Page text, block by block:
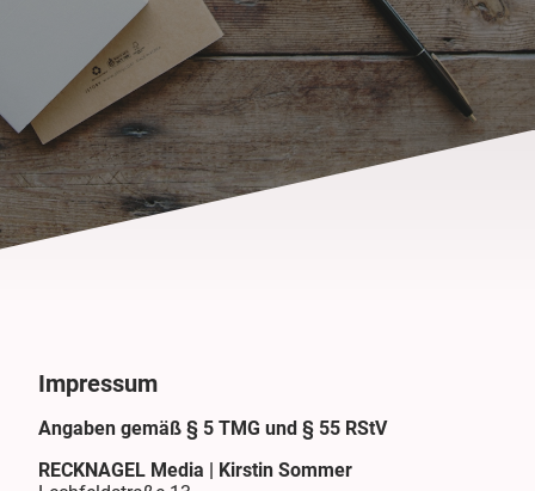
Impressum
Angaben gemäß § 5 TMG und § 55 RStV
RECKNAGEL Media | Kirstin Sommer